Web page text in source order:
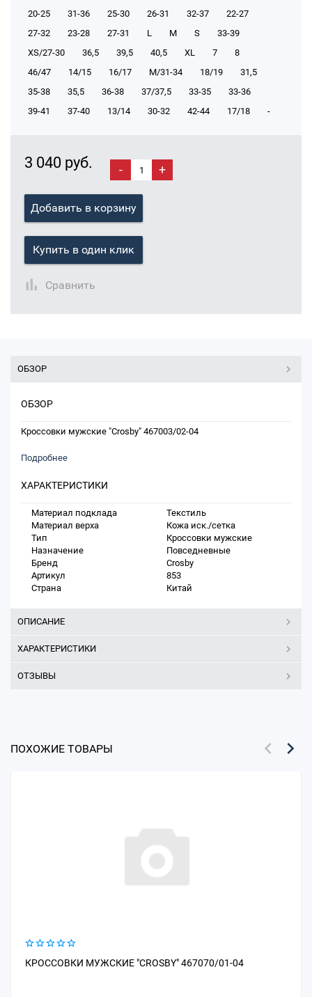
20-25
31-36 25-30 26-31 32-37
22-27
27-32
23-28 27-31 L M S
33-39
XS/27-30
36,5 39,5 40,5 XL 7
8
46/47
14/15 16/17 М/31-34 18/19
31,5
35-38
35,5 36-38 37/37,5 33-35
33-36
39-41
37-40 13/14 30-32 42-44 17/18 -
3 040 руб. - +
Добавить в корзину
Купить в один клик
Сравнить
ОБЗОР
ОБЗОР
Кроссовки мужские "Crosby" 467003/02-04
Подробнее
ХАРАКТЕРИСТИКИ
Материал подклада
Текстиль
Материал верха
Кожа иск./сетка
Тип
Кроссовки мужские
Назначение
Повседневные
Бренд
Crosby
Артикул
853
Страна
Китай
ОПИСАНИЕ
ХАРАКТЕРИСТИКИ
ОТЗЫВЫ
ПОХОЖИЕ ТОВАРЫ
КРОССОВКИ МУЖСКИЕ "CROSBY" 467070/01-04